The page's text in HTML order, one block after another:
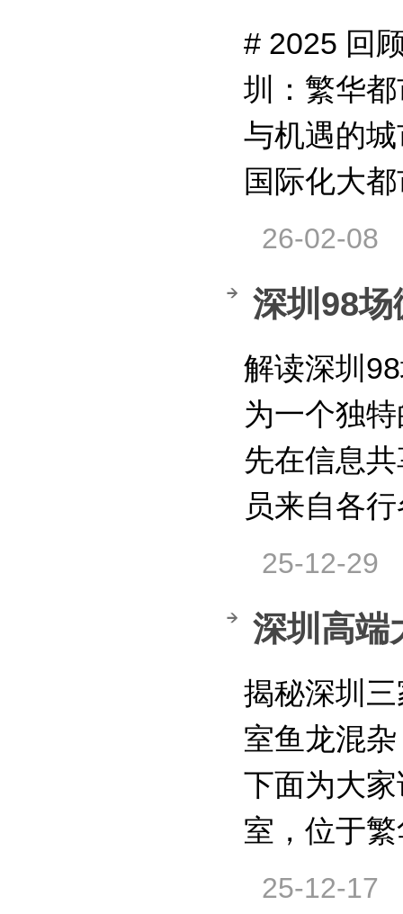
# 2025 回
圳：繁华
与机遇的
国际化大
26-02-08
深圳98
解读深圳
为一个独
先在信息
员来自各
25-12-29
深圳高端
揭秘深圳
室鱼龙混
下面为大
室，位于
25-12-17